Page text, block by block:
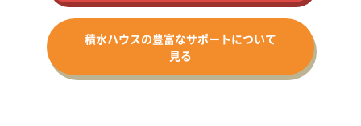
積水ハウスの豊富なサポートについて
見る